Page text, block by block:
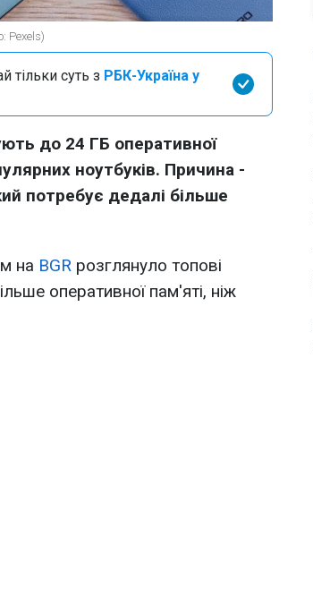
Pexels)
тільки суть з РБК-Україна у
до 24 ГБ оперативної
ноутбуків. Причина -
потребує дедалі більше
на BGR розглянуло топові
оперативної пам'яті, ніж